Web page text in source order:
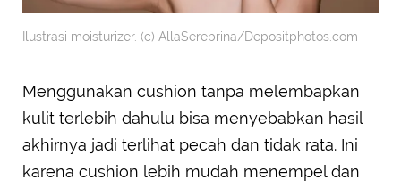
Ilustrasi moisturizer. (c) AllaSerebrina/Depositphotos.com
Menggunakan cushion tanpa melembapkan
kulit terlebih dahulu bisa menyebabkan hasil
akhirnya jadi terlihat pecah dan tidak rata. Ini
karena cushion lebih mudah menempel dan